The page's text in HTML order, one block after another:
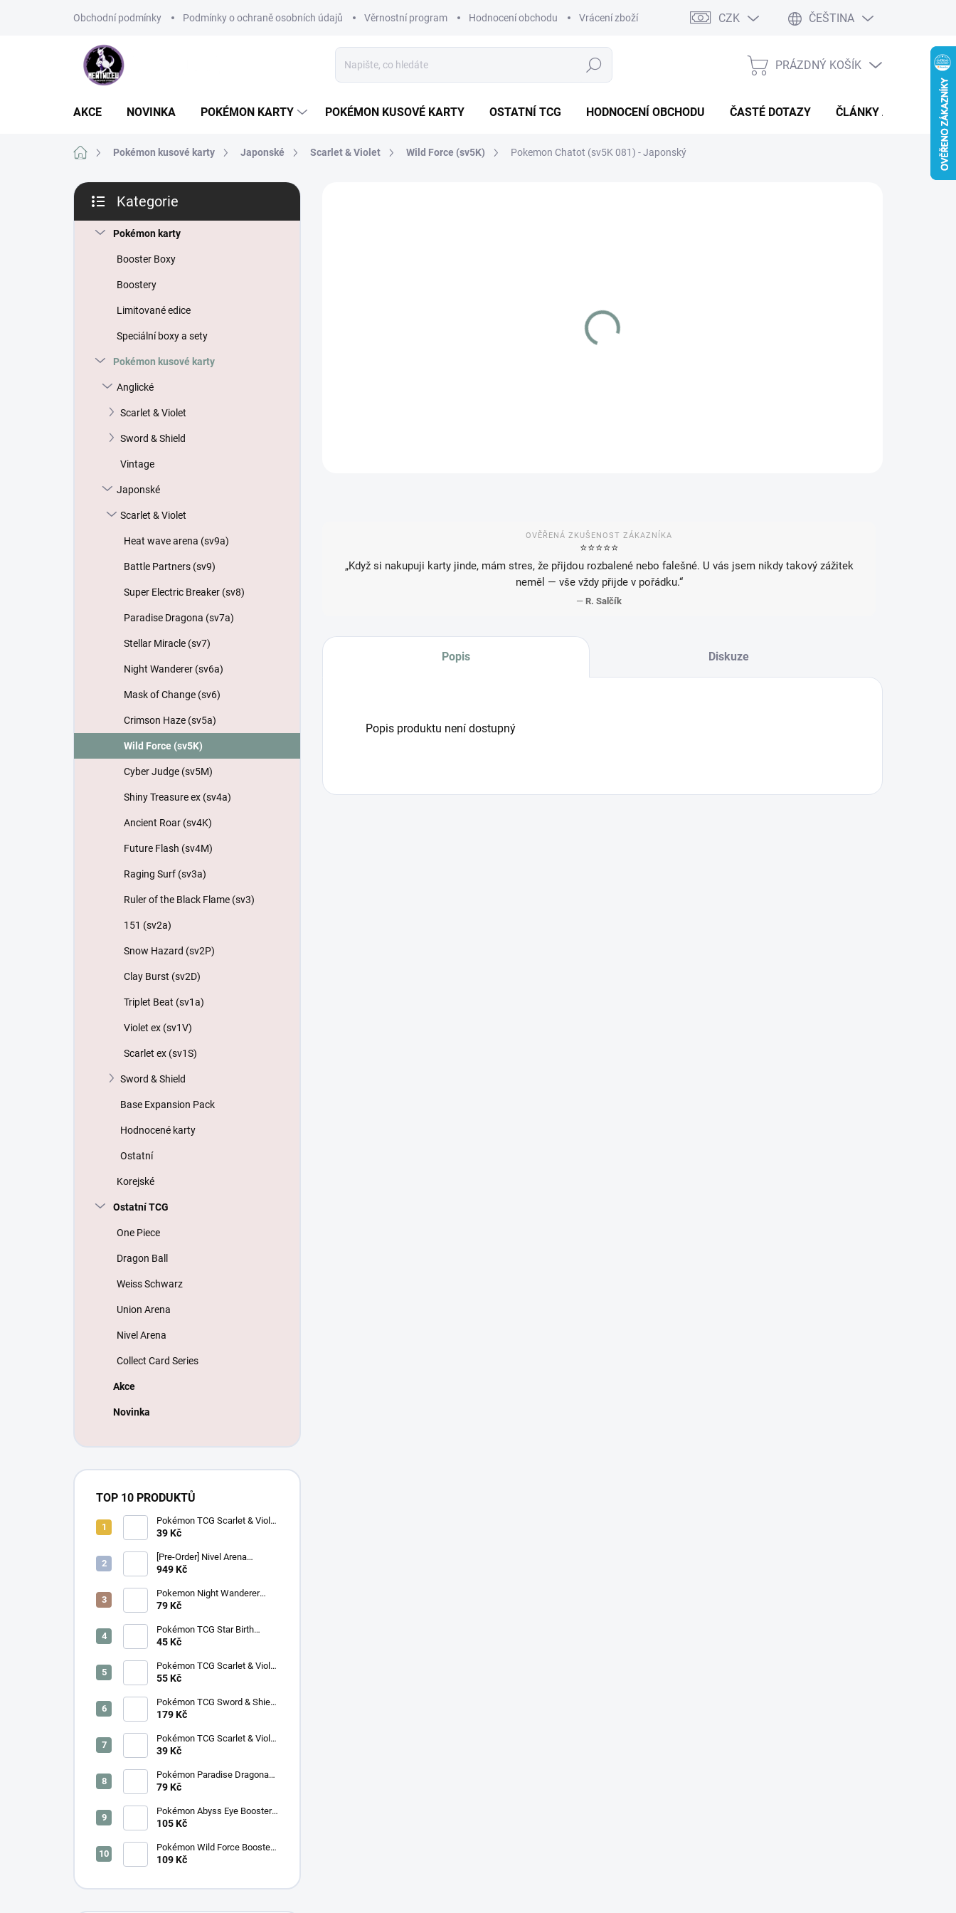
Obchodní podmínky Podmínky o ochraně osobních údajů Věrnostní program Hodnocení obchodu Vrácení zboží a reklamace Kontaktní formulář
CZK ČEŠTINA
Hledat
NÁKUPNÍ
PRÁZDNÝ KOŠÍK
AKCE NOVINKA POKÉMON KARTY POKÉMON KUSOVÉ KARTY OSTATNÍ TCG HODNOCENÍ OBCHODU ČASTÉ DOTAZY ČLÁNKY A NOVINKY
Domů Pokémon kusové karty Japonské Scarlet & Violet Wild Force (sv5K) Pokemon Chatot (sv5K 081) - Japonský
P
s
kategorie
Kategorie
Pokémon karty
Booster Boxy
Boostery
Limitované edice
Speciální boxy a sety
Pokémon kusové karty
Anglické
Scarlet & Violet
Sword & Shield
Vintage
Japonské
Scarlet & Violet
Heat wave arena (sv9a)
Battle Partners (sv9)
Super Electric Breaker (sv8)
Paradise Dragona (sv7a)
Stellar Miracle (sv7)
Night Wanderer (sv6a)
Mask of Change (sv6)
Crimson Haze (sv5a)
Wild Force (sv5K)
Cyber Judge (sv5M)
Shiny Treasure ex (sv4a)
Ancient Roar (sv4K)
Future Flash (sv4M)
Raging Surf (sv3a)
Ruler of the Black Flame (sv3)
151 (sv2a)
Snow Hazard (sv2P)
Clay Burst (sv2D)
Triplet Beat (sv1a)
Violet ex (sv1V)
Scarlet ex (sv1S)
Sword & Shield
Base Expansion Pack
Hodnocené karty
Ostatní
Korejské
Ostatní TCG
One Piece
Dragon Ball
Weiss Schwarz
Union Arena
Nivel Arena
Collect Card Series
Akce
Novinka
TOP 10 PRODUKTŮ
Pokémon TCG Scarlet & Violet
Battle Partners Booster –
39 Kč
[Pre-Order] Nivel Arena
Goddess of Victory NIKKE
Box - Korejský
949 Kč
Pokemon Night Wanderer
Booster (sv6a) - Japonský
79 Kč
Pokémon TCG Star Birth
Booster – Korejský
45 Kč
Pokémon TCG Scarlet & Violet
Surging Sparks Booster –
55 Kč
Pokémon TCG Sword & Shield
Eevee Heroes Booster –
179 Kč
Pokémon TCG Scarlet & Violet
Night Wanderer Booster –
39 Kč
Pokémon Paradise Dragona
Booster (SV7a) – Japonský
79 Kč
Pokémon Abyss Eye Booster
(M5) – Japonský
105 Kč
Pokémon Wild Force Booster
(sv5k) – Japonský
109 Kč
VARIANTA
OVĚŘENÁ ZKUŠENOST ZÁKAZNÍKA
⭐️⭐️⭐️⭐️⭐️
„Když si nakupuji karty jinde, mám stres, že přijdou rozbalené nebo falešné. U vás jsem nikdy takový zážitek
neměl — vše vždy přijde v pořádku.“
— R. Salčík
Popis Diskuze
Popis produktu není dostupný